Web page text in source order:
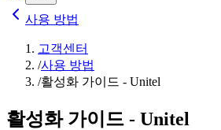
사용 방법
고객센터
/사용 방법
/활성화 가이드 - Unitel
활성화 가이드 - Unitel